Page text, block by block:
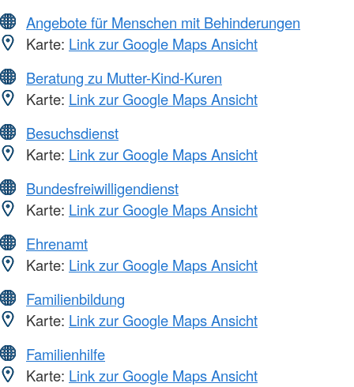
Angebote für Menschen mit Behinderungen
Karte: Link zur Google Maps Ansicht
Beratung zu Mutter-Kind-Kuren
Karte: Link zur Google Maps Ansicht
Besuchsdienst
Karte: Link zur Google Maps Ansicht
Bundesfreiwilligendienst
Karte: Link zur Google Maps Ansicht
Ehrenamt
Karte: Link zur Google Maps Ansicht
Familienbildung
Karte: Link zur Google Maps Ansicht
Familienhilfe
Karte: Link zur Google Maps Ansicht